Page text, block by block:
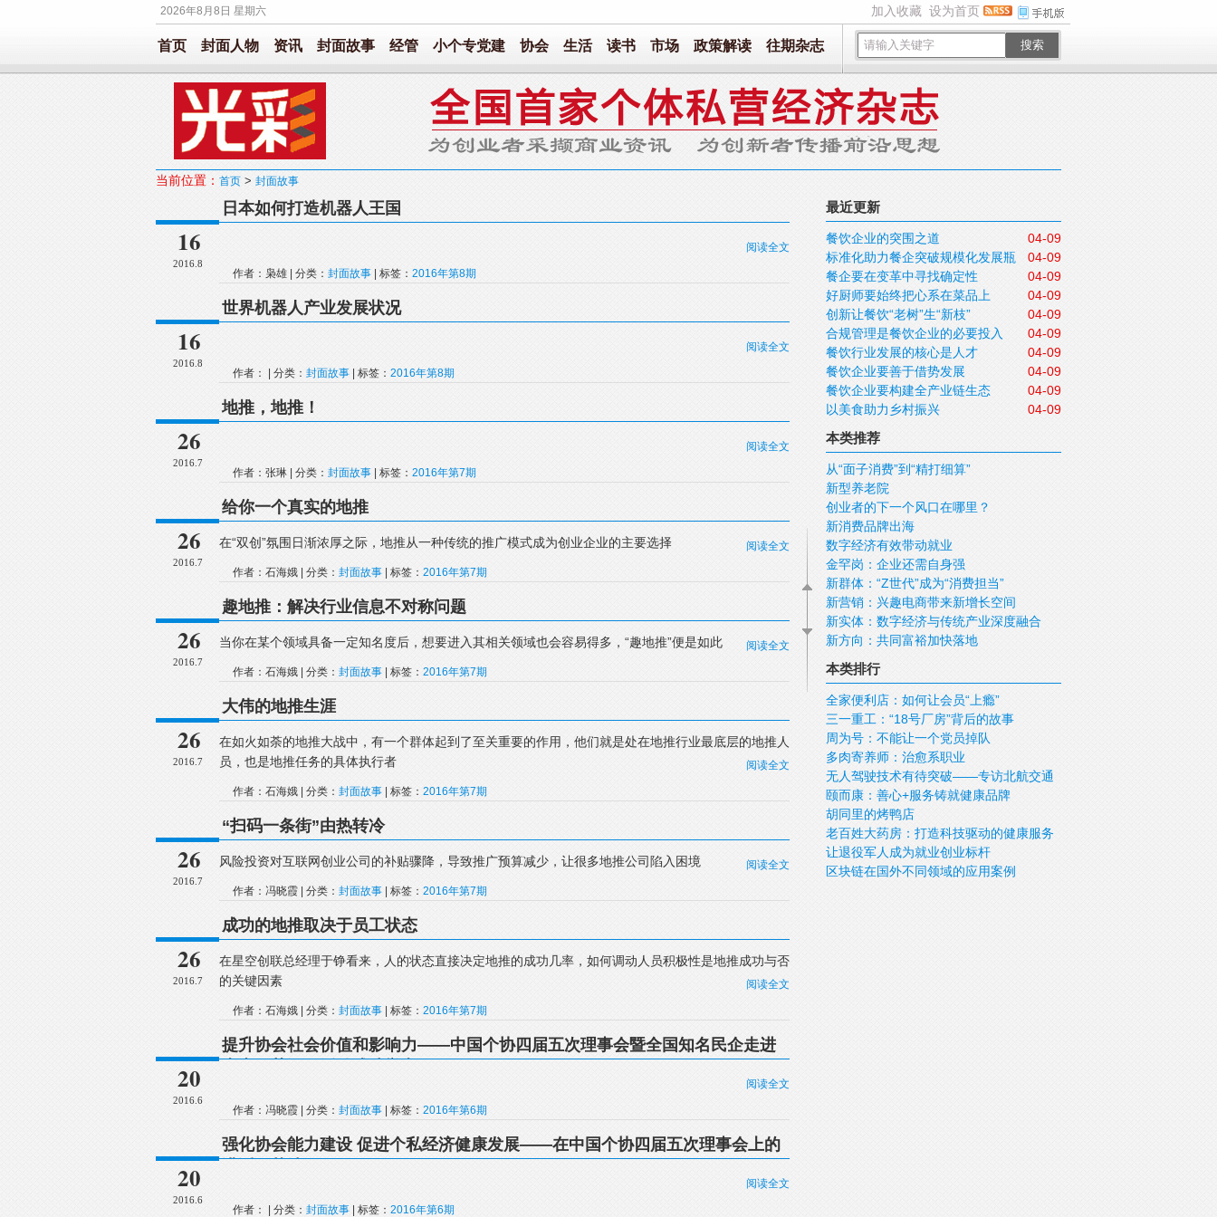
2026年8月8日 星期六 加入收藏 设为首页
搜索
首页 封面人物 资讯 封面故事 经管 小个专党建 协会 生活 读书 市场 政策解读 往期杂志
当前位置： 首页 > 封面故事
16
2016.8
日本如何打造机器人王国
阅读全文
作者：枭雄 | 分类： 封面故事 | 标签： 2016年第8期
16
2016.8
世界机器人产业发展状况
阅读全文
作者： | 分类： 封面故事 | 标签： 2016年第8期
26
2016.7
地推，地推！
阅读全文
作者：张琳 | 分类： 封面故事 | 标签： 2016年第7期
26
2016.7
给你一个真实的地推
在“双创”氛围日渐浓厚之际，地推从一种传统的推广模式成为创业企业的主要选择 阅读全文
作者：石海娥 | 分类： 封面故事 | 标签： 2016年第7期
26
2016.7
趣地推：解决行业信息不对称问题
当你在某个领域具备一定知名度后，想要进入其相关领域也会容易得多，“趣地推”便是如此 阅读全文
作者：石海娥 | 分类： 封面故事 | 标签： 2016年第7期
26
2016.7
大伟的地推生涯
在如火如荼的地推大战中，有一个群体起到了至关重要的作用，他们就是处在地推行业最底层的地推人
员，也是地推任务的具体执行者
阅读全文
作者：石海娥 | 分类： 封面故事 | 标签： 2016年第7期
26
2016.7
“扫码一条街”由热转冷
风险投资对互联网创业公司的补贴骤降，导致推广预算减少，让很多地推公司陷入困境 阅读全文
作者：冯晓霞 | 分类： 封面故事 | 标签： 2016年第7期
26
2016.7
成功的地推取决于员工状态
在星空创联总经理于铮看来，人的状态直接决定地推的成功几率，如何调动人员积极性是地推成功与否
的关键因素
阅读全文
作者：石海娥 | 分类： 封面故事 | 标签： 2016年第7期
20
2016.6
提升协会社会价值和影响力——中国个协四届五次理事会暨全国知名民企走进
阅读全文
作者：冯晓霞 | 分类： 封面故事 | 标签： 2016年第6期
20
2016.6
强化协会能力建设 促进个私经济健康发展——在中国个协四届五次理事会上的
阅读全文
作者： | 分类： 封面故事 | 标签： 2016年第6期
最近更新
04-09
餐饮企业的突围之道
04-09
标准化助力餐企突破规模化发展瓶
颈 04-09
餐企要在变革中寻找确定性
04-09
好厨师要始终把心系在菜品上
04-09
创新让餐饮“老树”生“新枝”
04-09
合规管理是餐饮企业的必要投入
04-09
餐饮行业发展的核心是人才
04-09
餐饮企业要善于借势发展
04-09
餐饮企业要构建全产业链生态
04-09
以美食助力乡村振兴
本类推荐
从“面子消费”到“精打细算”
新型养老院
创业者的下一个风口在哪里？
新消费品牌出海
数字经济有效带动就业
金罕岗：企业还需自身强
新群体：“Z世代”成为“消费担当”
新营销：兴趣电商带来新增长空间
新实体：数字经济与传统产业深度融合
新方向：共同富裕加快落地
本类排行
全家便利店：如何让会员“上瘾”
三一重工：“18号厂房”背后的故事
周为号：不能让一个党员掉队
多肉寄养师：治愈系职业
无人驾驶技术有待突破——专访北航交通
科学与工程学院副院长青年长江学者田大
新教授
颐而康：善心+服务铸就健康品牌
胡同里的烤鸭店
老百姓大药房：打造科技驱动的健康服务
平台
让退役军人成为就业创业标杆
区块链在国外不同领域的应用案例